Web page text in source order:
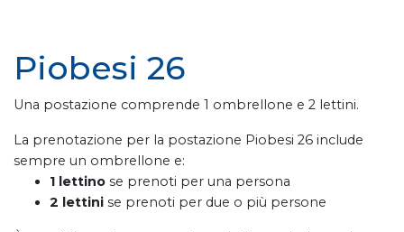
Piobesi 26
Una postazione comprende 1 ombrellone e 2 lettini.
La prenotazione per la postazione Piobesi 26 include
sempre un ombrellone e:
1 lettino se prenoti per una persona
2 lettini se prenoti per due o più persone